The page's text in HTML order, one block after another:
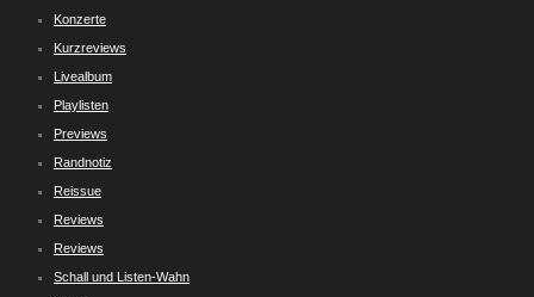
Konzerte
Kurzreviews
Livealbum
Playlisten
Previews
Randnotiz
Reissue
Reviews
Reviews
Schall und Listen-Wahn